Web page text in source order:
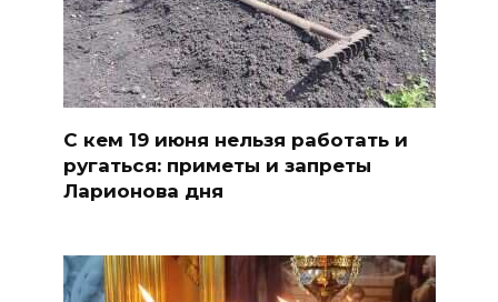
С кем 19 июня нельзя работать и
ругаться: приметы и запреты
Ларионова дня